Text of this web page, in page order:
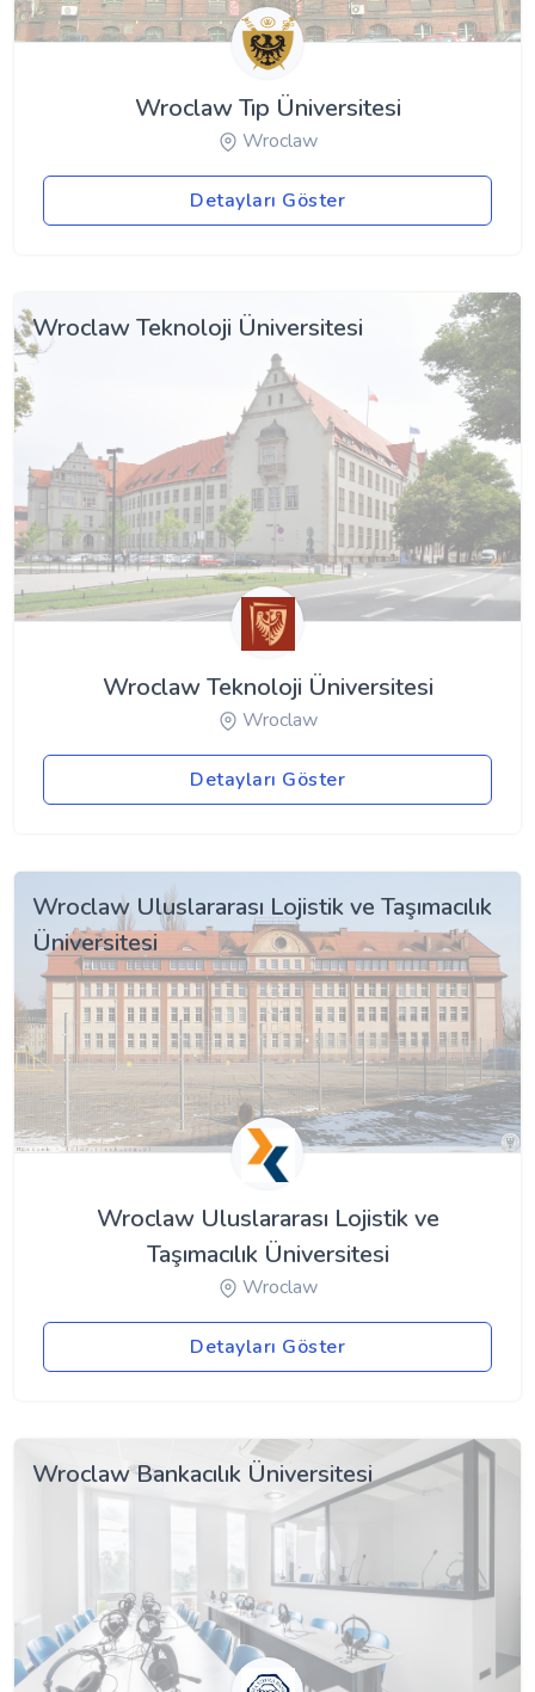
Wroclaw Tıp Üniversitesi
Wroclaw
Detayları Göster
Wroclaw Teknoloji Üniversitesi
Wroclaw Teknoloji Üniversitesi
Wroclaw
Detayları Göster
Wroclaw Uluslararası Lojistik ve Taşımacılık
Üniversitesi
Wroclaw Uluslararası Lojistik ve
Taşımacılık Üniversitesi
Wroclaw
Detayları Göster
Wroclaw Bankacılık Üniversitesi